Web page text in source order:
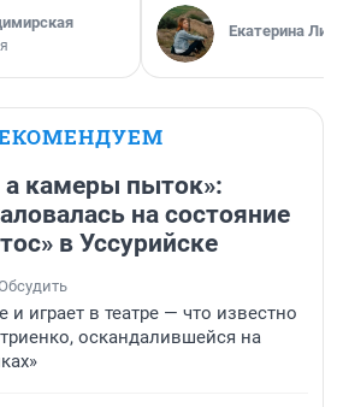
Екатерина
камеры пыток»:
на состояние
в Уссурийске
и играет в театре — что известно
оскандалившейся на